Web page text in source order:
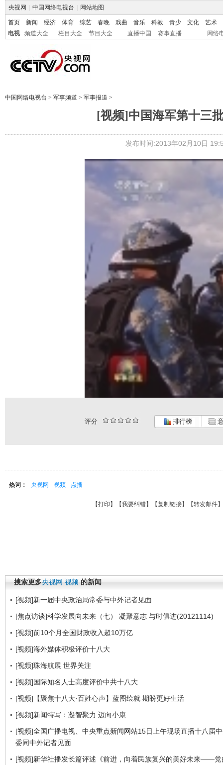
央视网 中国网络电视台 网站地图
首页 新闻 经济 体育 综艺 春晚 戏曲 音乐 科教 青少 文化
艺术
电视
频道大全 栏目大全 节目大全 直播中国 赛事直播 网络
中国网络电视台 > 军事频道 > 军事报道 >
[视频]中国海军第十三
发布时间:2013年02月10日
评分 排行榜
热词： 央视网 视频 点播
【打印 】【我要纠错】【复制链接】【转发邮件
搜索更多央视网 视频 的新闻
[视频]新一届中央政治局常委与中外记者见面
[焦点访谈]科学发展向未来（七） 凝聚意志 与时俱进(20121114)
[视频]前10个月全国财政收入超10万亿
[视频]海外媒体积极评价十八大
[视频]珠海航展 世界关注
[视频]国际知名人士高度评价中共十八大
[视频]【聚焦十八大·百姓心声】蓝图绘就 期盼更好生活
[视频]新闻特写：凝智聚力 迈向小康
[视频]全国广播电视、中央重点新闻网站15日上午现场直播十八届
委同中外记者见面
[视频]新华社播发长篇评述《前进，向着民族复兴的美好未来——党